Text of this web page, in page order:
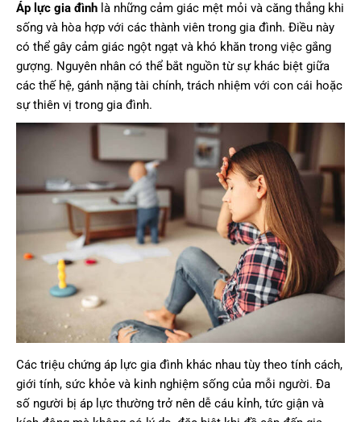
Áp lực gia đình là những cảm giác mệt mỏi và căng thẳng khi
sống và hòa hợp với các thành viên trong gia đình. Điều này
có thể gây cảm giác ngột ngạt và khó khăn trong việc gắng
gượng. Nguyên nhân có thể bắt nguồn từ sự khác biệt giữa
các thế hệ, gánh nặng tài chính, trách nhiệm với con cái hoặc
sự thiên vị trong gia đình.
Các triệu chứng áp lực gia đình khác nhau tùy theo tính cách,
giới tính, sức khỏe và kinh nghiệm sống của mỗi người. Đa
số người bị áp lực thường trở nên dễ cáu kỉnh, tức giận và